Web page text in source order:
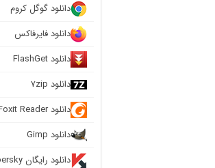
دانلود گوگل کروم
دانلود فایرفاکس
دانلود FlashGet
دانلود ۷zip
دانلود Foxit Reader
دانلود Gimp
دانلود رایگان Kaspersky